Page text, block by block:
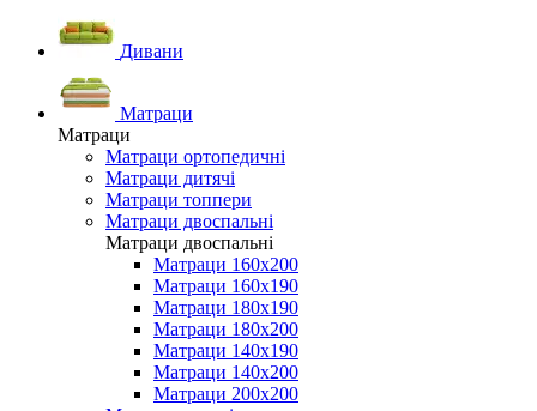
Дивани
Матраци
Матраци
Матраци ортопедичні
Матраци дитячі
Матраци топпери
Матраци двоспальні
Матраци двоспальні
Матраци 160х200
Матраци 160х190
Матраци 180х190
Матраци 180х200
Матраци 140х190
Матраци 140х200
Матраци 200х200